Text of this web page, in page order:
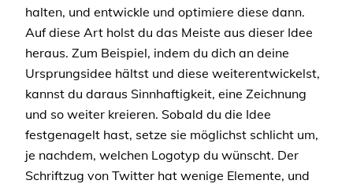
halten, und entwickle und optimiere diese dann.
Auf diese Art holst du das Meiste aus dieser Idee
heraus. Zum Beispiel, indem du dich an deine
Ursprungsidee hältst und diese weiterentwickelst,
kannst du daraus Sinnhaftigkeit, eine Zeichnung
und so weiter kreieren. Sobald du die Idee
festgenagelt hast, setze sie möglichst schlicht um,
je nachdem, welchen Logotyp du wünscht. Der
Schriftzug von Twitter hat wenige Elemente, und